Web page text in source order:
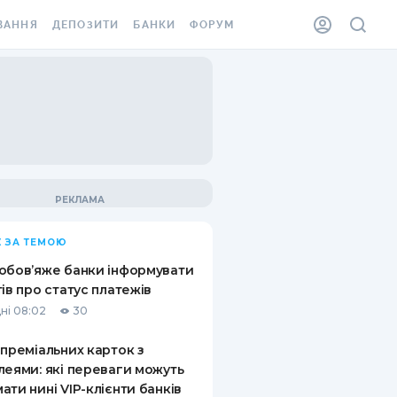
ВІНЬЄТКА
ВІД
ВИПАДКІВ
ДЕПОЗИТИ
ПИТАННЯ ТА ВІДПОВІДІ
ДЕПОЗИТНИЙ КАЛЬКУЛЯТОР
ПУТІВНИКИ ПО
БАНКИ ФОРУМ
ЗА ТЕМОЮ
банки інформувати
про статус платежів
08:02 30
карток з
які переваги можуть
нині VIP-клієнти банків